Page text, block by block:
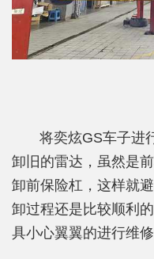
将奕炫GS车子进行
卸旧的雷达，虽然是
卸前保险杠，这样就
卸过程还是比较顺利
具小心翼翼的进行维修